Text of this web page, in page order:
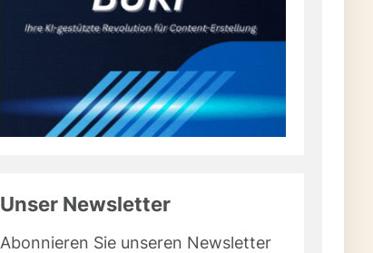
Unser Newsletter
Abonnieren Sie unseren Newsletter